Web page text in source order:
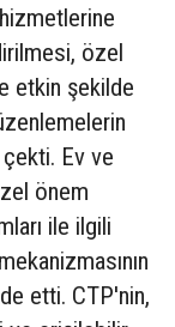
özel
etkin şekilde
Ev ve
önem
ile ilgili
etti. CTP'nin,